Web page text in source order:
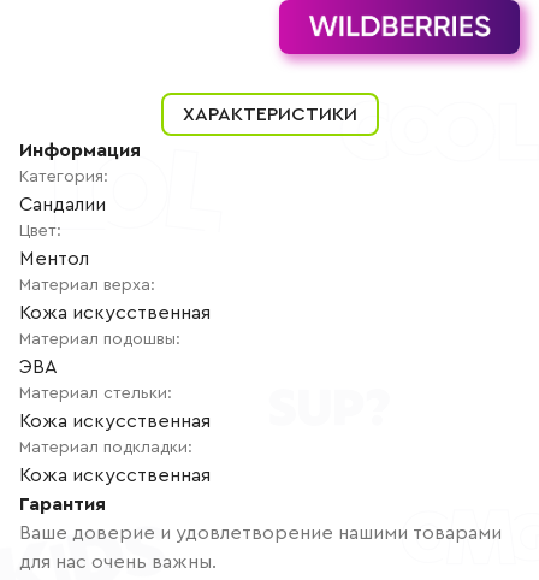
РЕГИСТРАЦИЯХАРАКТЕРИСТИКИ
Информация
Категория:
Сандалии
Цвет:
Ментол
Материал верха:
Кожа искусственная
Материал подошвы:
ЭВА
Материал стельки:
Кожа искусственная
Материал подкладки:
Кожа искусственная
Гарантия
Ваше доверие и удовлетворение нашими товарами
для нас очень важны.